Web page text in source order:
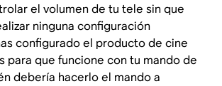
el volumen de tu tele sin que
ninguna configuración
configurado el producto de cine
para que funcione con tu mando de
debería hacerlo el mando a